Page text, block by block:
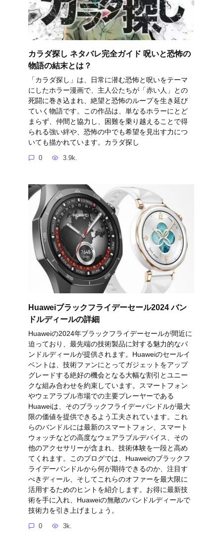
カラダ探し ネタバレ完全ガイド 呪いと恐怖の
物語の結末とは？
「カラダ探し」は、日常に潜む恐怖と呪いをテーマ
にしたホラー漫画で、主人公たちが「赤い人」との
死闘に巻き込まれ、絶望と恐怖のループを生き延び
ていく物語です。この作品は、単なるホラーにとど
まらず、仲間と協力し、困難を乗り越えることで得
られる強い絆や、恐怖の中でも希望を見出す力につ
いても描かれています。カラダ探し
0 3.9k.
Huaweiブラックフライデーセール2024 バン
ドルディールの詳細
Huaweiの2024年ブラックフライデーセールが間近に
迫っており、最先端の技術製品に対する魅力的なバ
ンドルディールが提供されます。Huaweiのセールイ
ベントは、技術ファンにとってガジェットをアップ
グレードする絶好の機会となる大幅な割引とユニー
クな組み合わせを約束しています。スマートフォン
やウェアラブル市場での主要プレーヤーである
Huaweiは、そのブラックフライデーバンドルが最大
限の価値を提供できるよう工夫されています。これ
らのバンドルには最新のスマートフォン、スマート
ウォッチなどの高度なウェアラブルデバイス、その
他のアクセサリーが含まれ、技術体験を一段と高め
てくれます。このブログでは、Huaweiのブラックフ
ライデーバンドルから何が期待できるのか、注目す
べきディール、そしてこれらのオファーを最大限に
活用するためのヒントを紹介します。お得に最新技
術を手に入れ、Huaweiの無敵のバンドルディールで
技術力を引き上げましょう。
0 3k.